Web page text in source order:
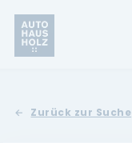
Zurück zur Suche